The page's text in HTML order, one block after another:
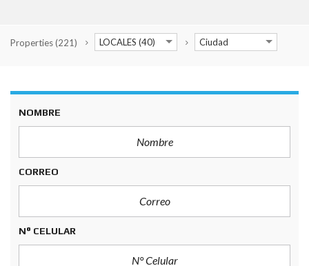
Properties(221) LOCALES (40) Ciudad
NOMBRE
CORREO
N° CELULAR